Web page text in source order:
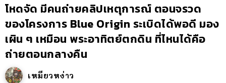
โหดจัด มีคนถ่ายคลิปเหตุการณ์ ตอนจรวด
ของโครงการ Blue Origin ระเบิดได้พอดี มอง
เผิน ๆ เหมือน พระอาทิตย์ตกดิน ที่ไหนได้คือ
ถ่ายตอนกลางคืน
เหมียวหง่าว